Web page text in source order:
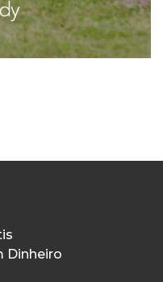
Dinheiro